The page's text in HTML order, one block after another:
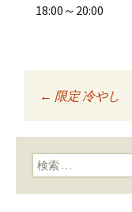
18:00～20:00
投稿
ン
← 限定 冷やし
検索: